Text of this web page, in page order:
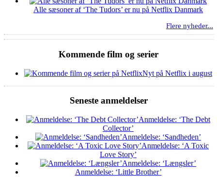
Alle sæsoner af ‘The Tudors’ er nu på Netflix Danmark
Flere nyheder...
Kommende film og serier
Nyt på Netflix i august
Seneste anmeldelser
Anmeldelse: ‘The Debt
Collector’
Anmeldelse: ‘Sandheden’
Anmeldelse: ‘A Toxic
Love Story’
Anmeldelse: ‘Længsler’
Anmeldelse: ‘Little Brother’